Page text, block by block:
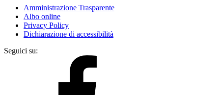
Amministrazione Trasparente
Albo online
Privacy Policy
Dichiarazione di accessibilità
Seguici su: